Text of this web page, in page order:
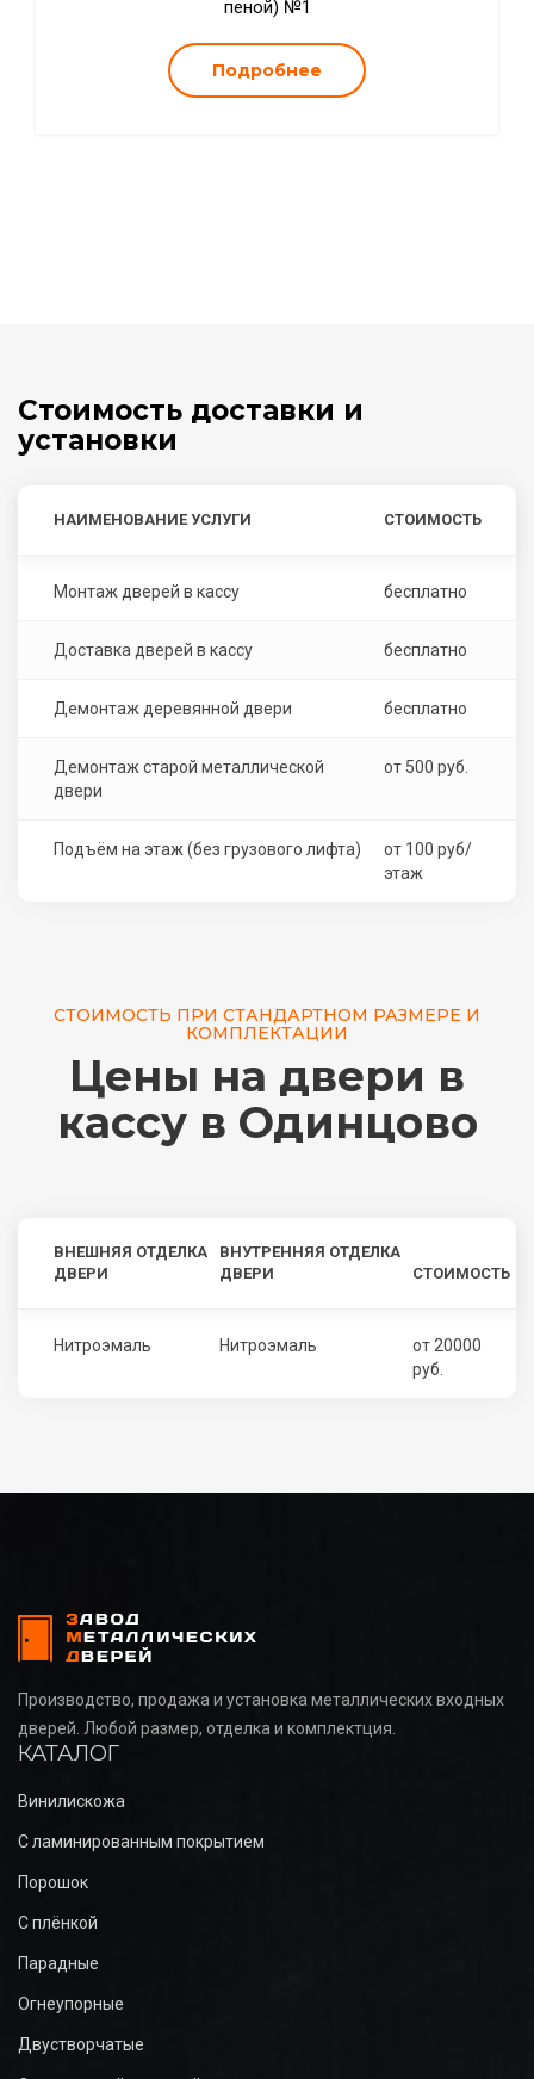
пеной) №1
Подробнее
Стоимость доставки и
установки
НАИМЕНОВАНИЕ УСЛУГИ СТОИМОСТЬ
Монтаж дверей в кассу бесплатно
Доставка дверей в кассу бесплатно
Демонтаж деревянной двери бесплатно
Демонтаж старой металлической
двери
от 500 руб.
Подъём на этаж (без грузового лифта)
от 100 руб/
этаж
СТОИМОСТЬ ПРИ СТАНДАРТНОМ РАЗМЕРЕ И
КОМПЛЕКТАЦИИ
Цены на двери в
кассу в Одинцово
ВНЕШНЯЯ ОТДЕЛКА
ДВЕРИ
ВНУТРЕННЯЯ ОТДЕЛКА
ДВЕРИ
СТОИМОСТЬ
Нитроэмаль Нитроэмаль
от 20000
руб.
Производство, продажа и установка металлических входных
дверей. Любой размер, отделка и комплектция.
КАТАЛОГ
Винилискожа
С ламинированным покрытием
Порошок
С плёнкой
Парадные
Огнеупорные
Двустворчатые